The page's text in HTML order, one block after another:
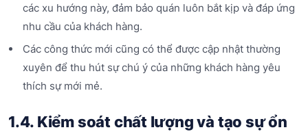
các xu hướng này, đảm bảo quán luôn bắt kịp và đáp ứng
nhu cầu của khách hàng.
Các công thức mới cũng có thể được cập nhật thường
xuyên để thu hút sự chú ý của những khách hàng yêu
thích sự mới mẻ.
1.4. Kiểm soát chất lượng và tạo sự ổn